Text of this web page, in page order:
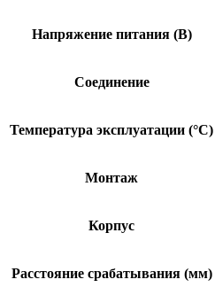
Напряжение питания (В)
Соединение
Температура эксплуатации (°C)
Монтаж
Корпус
Расстояние срабатывания (мм)